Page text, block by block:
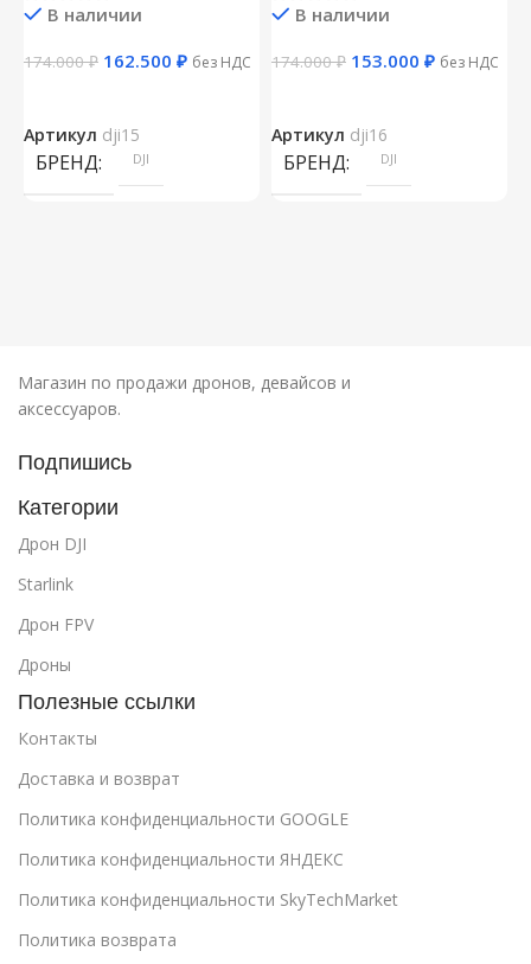
В наличии
174.000₽ 162.500 ₽ без НДС
Артикул dji15
БРЕНД DJI
В наличии
174.000₽ 153.000 ₽ без НДС
Артикул dji16
БРЕНД DJI
Магазин по продажи дронов, девайсов и
аксессуаров.
Подпишись
Категории
Дрон DJI
Starlink
Дрон FPV
Дроны
Полезные ссылки
Контакты
Доставка и возврат
Политика конфиденциальности GOOGLE
Политика конфиденциальности ЯНДЕКС
Политика конфиденциальности SkyTechMarket
Политика возврата